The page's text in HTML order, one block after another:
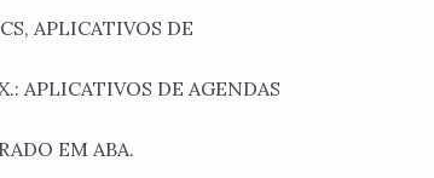
APLICATIVOS DE
APLICATIVOS DE AGENDAS
EM ABA.